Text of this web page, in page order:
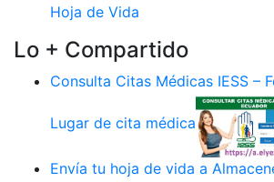
Hoja de Vida
Lo + Compartido
Consulta Citas Médicas IESS –
Lugar de cita médica
Envía tu hoja de vida a